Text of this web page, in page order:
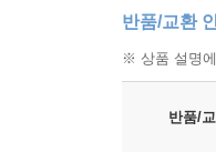
반품/교환
※ 상품 설명
반품/